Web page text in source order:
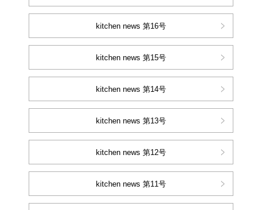
kitchen news 第16号
kitchen news 第15号
kitchen news 第14号
kitchen news 第13号
kitchen news 第12号
kitchen news 第11号